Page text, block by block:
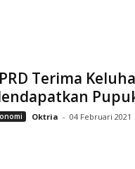
Terima
Oktria - 04 Februari 2021